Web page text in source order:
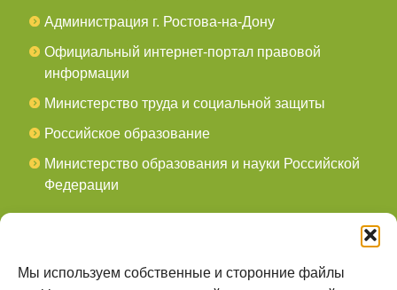
Мы используем собственные и сторонние файлы
Администрация г. Ростова-на-Дону
Официальный интернет-портал правовой
информации
Министерство труда и социальной защиты
Российское образование
Министерство образования и науки Российской
Федерации